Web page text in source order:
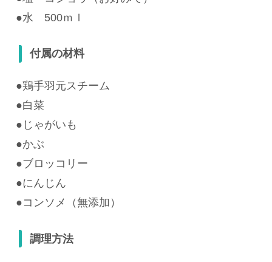
●水 500ｍｌ
付属の材料
●鶏手羽元スチーム
●白菜
● じゃがいも
●かぶ
●ブロッコリー
●にんじん
●コンソメ（無添加）
調理方法